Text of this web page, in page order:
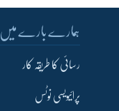
ہمارے بارے میں
رسائی کا طریقہ کار
پرائیویسی نوٹس